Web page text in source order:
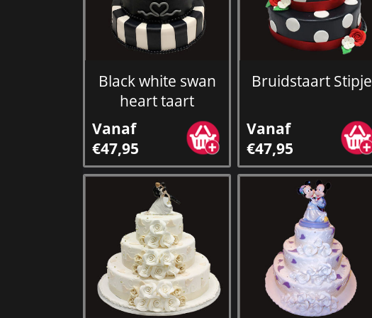
Black white swan
heart taart
Vanaf
€47,95
Bruidstaart Stipje
Vanaf
€47,95